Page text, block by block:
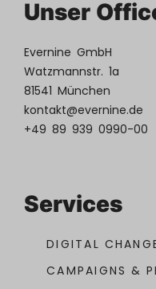
Unser
Evernine GmbH
Watzmannstr. 1a
81541 München
kontakt@evernine.de
+49 89 939 0990-00
Services
DIGITAL
CAMPAIGNS &